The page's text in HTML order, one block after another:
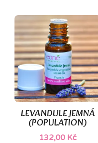
LEVANDULE JEMNÁ
(POPULATION)
132,00 Kč